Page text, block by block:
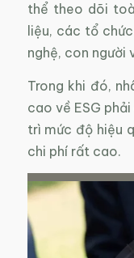
thể theo dõi
liệu, các tổ
nghệ, con người
Trong khi đó,
cao về ESG
trì mức độ hiệu
chi phí rất cao.